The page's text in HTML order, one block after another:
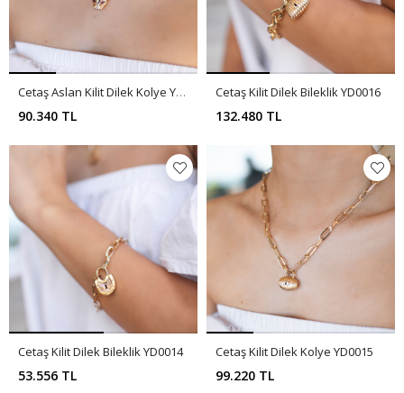
Cetaş Aslan Kilit Dilek Kolye YD0017
90.340 TL
Cetaş Kilit Dilek Bileklik YD0016
132.480 TL
Cetaş Kilit Dilek Bileklik YD0014
53.556 TL
Cetaş Kilit Dilek Kolye YD0015
99.220 TL